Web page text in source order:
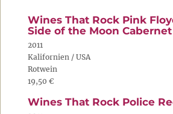
Wines That Rock Pink
Side of the Moon
2011
Kalifornien / USA
Rotwein
19,50 €
Wines That Rock Police